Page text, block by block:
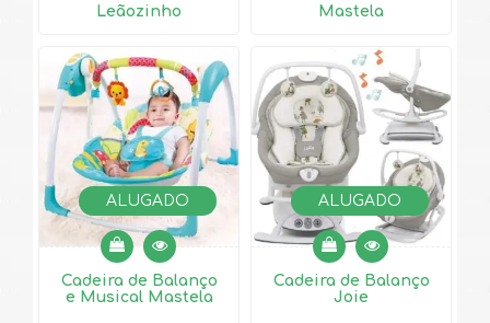
Leãozinho
Mastela
ALUGADO
Cadeira de Balanço
e Musical Mastela
ALUGADO
Cadeira de Balanço
Joie